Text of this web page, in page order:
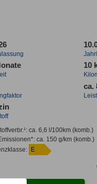
10
ca.
ca. 6,6 l/100km(komb.)
: ca. 150 g/km(komb.)
E